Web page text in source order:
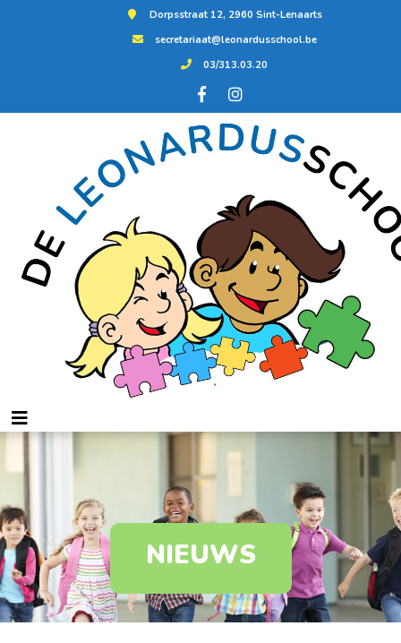
Dorpsstraat 12, 2960 Sint-Lenaarts
secretariaat@leonardusschool.be
03/313.03.20
NIEUWS